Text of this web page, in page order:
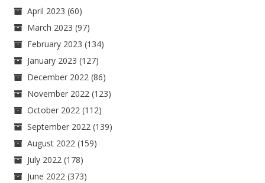
April 2023 (60)
March 2023 (97)
February 2023 (134)
January 2023 (127)
December 2022 (86)
November 2022 (123)
October 2022 (112)
September 2022 (139)
August 2022 (159)
July 2022 (178)
June 2022 (373)